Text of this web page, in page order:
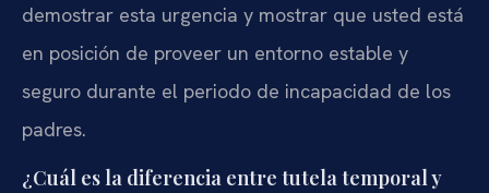
demostrar esta urgencia y mostrar que usted está
en posición de proveer un entorno estable y
seguro durante el periodo de incapacidad de los
padres.
¿Cuál es la diferencia entre tutela temporal y